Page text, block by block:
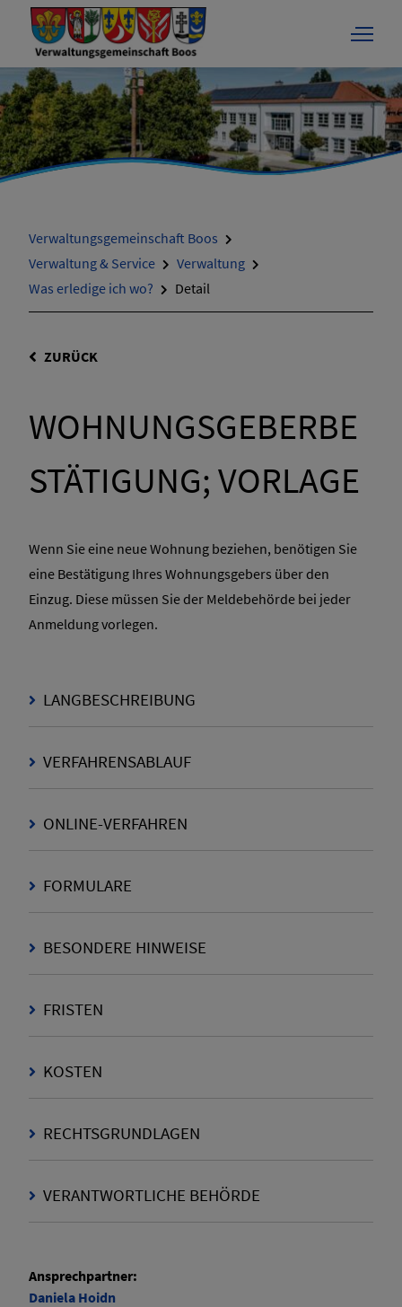
Verwaltungsgemeinschaft Boos
Verwaltung & Service
Verwaltung
Was erledige ich wo?
Detail
ZURÜCK
WOHNUNGSGEBERBE
STÄTIGUNG; VORLAGE
Wenn Sie eine neue Wohnung beziehen, benötigen Sie
eine Bestätigung Ihres Wohnungsgebers über den
Einzug. Diese müssen Sie der Meldebehörde bei jeder
Anmeldung vorlegen.
LANGBESCHREIBUNG
VERFAHRENSABLAUF
ONLINE-VERFAHREN
FORMULARE
BESONDERE HINWEISE
FRISTEN
KOSTEN
RECHTSGRUNDLAGEN
VERANTWORTLICHE BEHÖRDE
Ansprechpartner:
Daniela Hoidn